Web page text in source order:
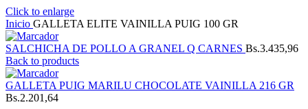
Click to enlarge
Inicio GALLETA ELITE VAINILLA PUIG 100 GR
SALCHICHA DE POLLO A GRANEL Q CARNES Bs.3.435,96
Back to products
GALLETA PUIG MARILU CHOCOLATE VAINILLA 216 GR
Bs.2.201,64